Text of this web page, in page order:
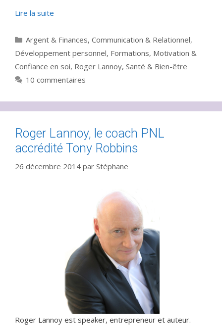
Lire la suite
Catégories
Argent & Finances, Communication & Relationnel,
Développement personnel, Formations, Motivation &
Confiance en soi, Roger Lannoy, Santé & Bien-être
10 commentaires
Roger Lannoy, le coach PNL
accrédité Tony Robbins
26 décembre 2014 par Stéphane
Roger Lannoy est speaker, entrepreneur et auteur.